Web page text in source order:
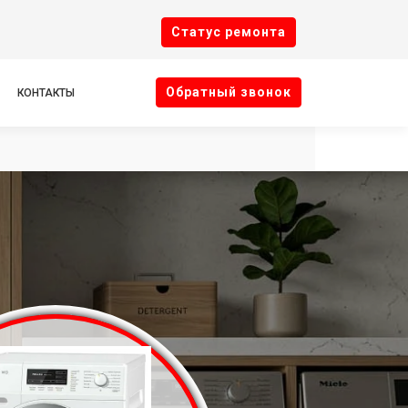
Cтатус ремонта
КОНТАКТЫ Oбратный звонок